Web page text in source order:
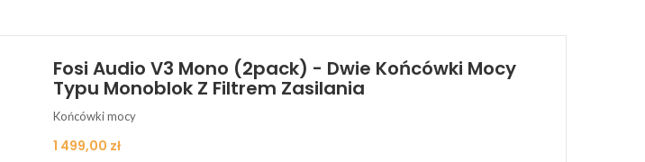
Fosi Audio V3 Mono (2pack) - Dwie Końcówki Mocy
Typu Monoblok Z Filtrem Zasilania
Końcówki mocy
Cena
1 499,00 zł